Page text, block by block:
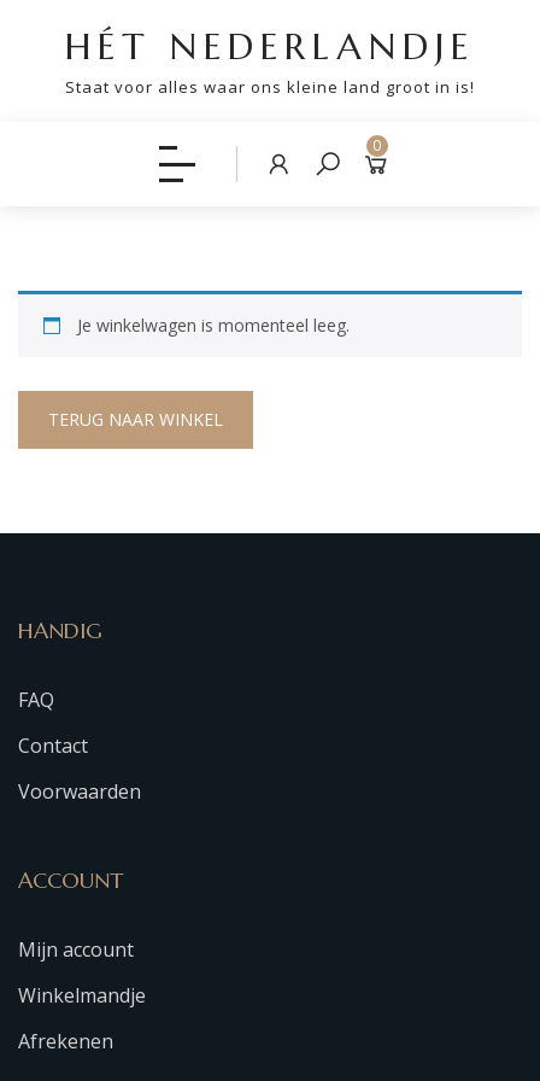
HÉT NEDERLANDJE
Staat voor alles waar ons kleine land groot in is!
0
Je winkelwagen is momenteel leeg.
TERUG NAAR WINKEL
HANDIG
FAQ
Contact
Voorwaarden
ACCOUNT
Mijn account
Winkelmandje
Afrekenen